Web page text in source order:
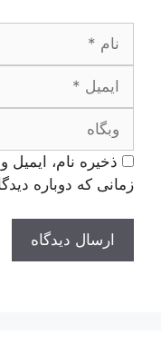
وبگاه
ذخیره نام،
زمانی که دوباره